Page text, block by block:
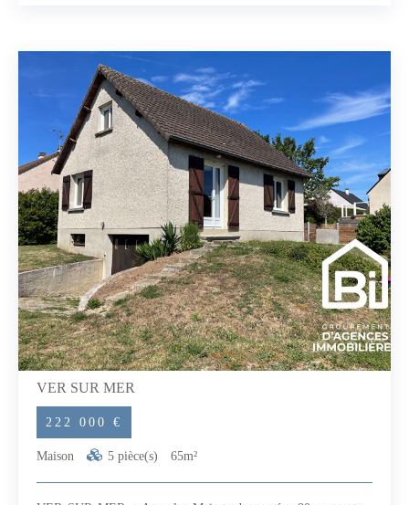
VER SUR MER
222 000 €
Maison 5 pièce(s) 65m²